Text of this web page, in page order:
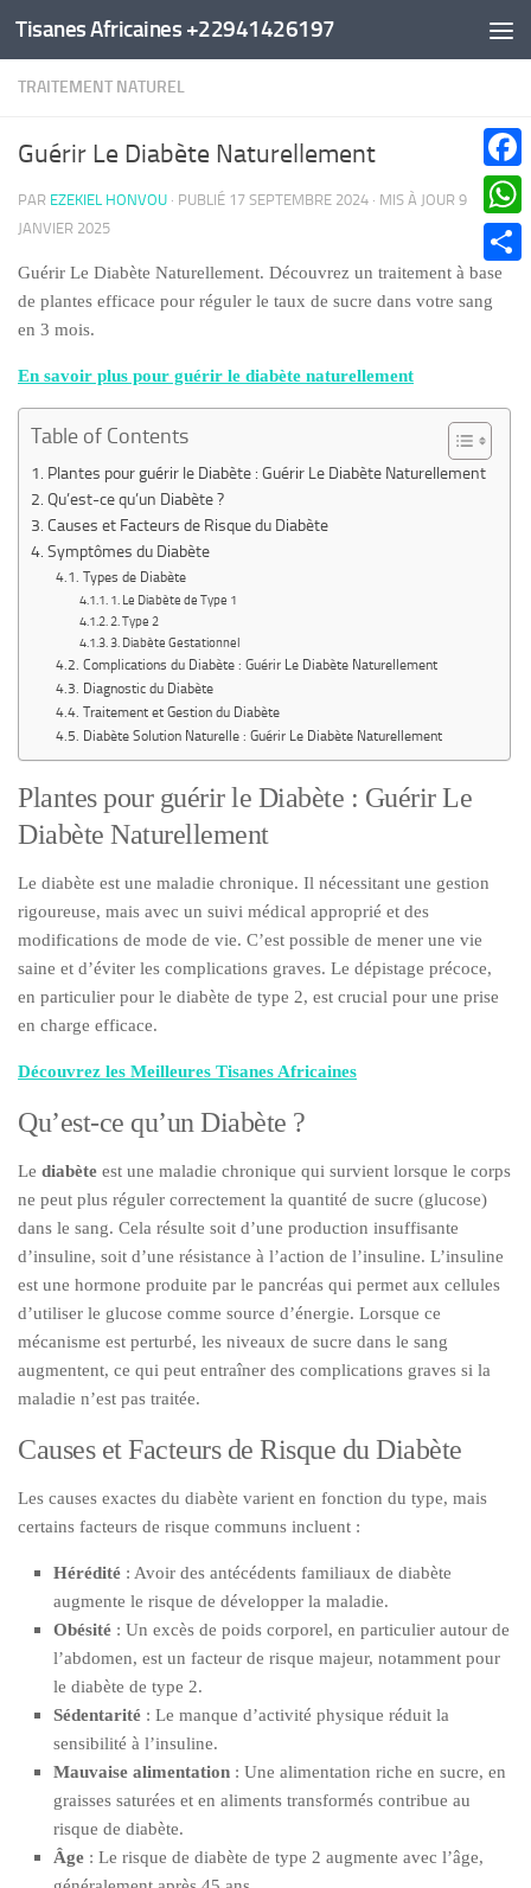
Au dessous du contenu
Tisanes Africaines +22941426197
TRAITEMENT NATUREL
Guérir Le Diabète Naturellement
PAR EZEKIEL HONVOU · PUBLIÉ 17 SEPTEMBRE 2024 · MIS À JOUR 9
JANVIER 2025
Guérir Le Diabète Naturellement. Découvrez un traitement à base
de plantes efficace pour réguler le taux de sucre dans votre sang
en 3 mois.
En savoir plus pour guérir le diabète naturellement
Table of Contents
Plantes pour guérir le Diabète : Guérir Le Diabète Naturellement
Qu’est-ce qu’un Diabète ?
Causes et Facteurs de Risque du Diabète
Symptômes du Diabète
Types de Diabète
1. Le Diabète de Type 1
2. Type 2
3. Diabète Gestationnel
Complications du Diabète : Guérir Le Diabète Naturellement
Diagnostic du Diabète
Traitement et Gestion du Diabète
Diabète Solution Naturelle : Guérir Le Diabète Naturellement
Plantes pour guérir le Diabète : Guérir Le
Diabète Naturellement
Le diabète est une maladie chronique. Il nécessitant une gestion
rigoureuse, mais avec un suivi médical approprié et des
modifications de mode de vie. C’est possible de mener une vie
saine et d’éviter les complications graves. Le dépistage précoce,
en particulier pour le diabète de type 2, est crucial pour une prise
en charge efficace.
Découvrez les Meilleures Tisanes Africaines
Qu’est-ce qu’un Diabète ?
Le diabète est une maladie chronique qui survient lorsque le corps
ne peut plus réguler correctement la quantité de sucre (glucose)
dans le sang. Cela résulte soit d’une production insuffisante
d’insuline, soit d’une résistance à l’action de l’insuline. L’insuline
est une hormone produite par le pancréas qui permet aux cellules
d’utiliser le glucose comme source d’énergie. Lorsque ce
mécanisme est perturbé, les niveaux de sucre dans le sang
augmentent, ce qui peut entraîner des complications graves si la
maladie n’est pas traitée.
Causes et Facteurs de Risque du Diabète
Les causes exactes du diabète varient en fonction du type, mais
certains facteurs de risque communs incluent :
Hérédité : Avoir des antécédents familiaux de diabète
augmente le risque de développer la maladie.
Obésité : Un excès de poids corporel, en particulier autour de
l’abdomen, est un facteur de risque majeur, notamment pour
le diabète de type 2.
Sédentarité : Le manque d’activité physique réduit la
sensibilité à l’insuline.
Mauvaise alimentation : Une alimentation riche en sucre, en
graisses saturées et en aliments transformés contribue au
risque de diabète.
Âge : Le risque de diabète de type 2 augmente avec l’âge,